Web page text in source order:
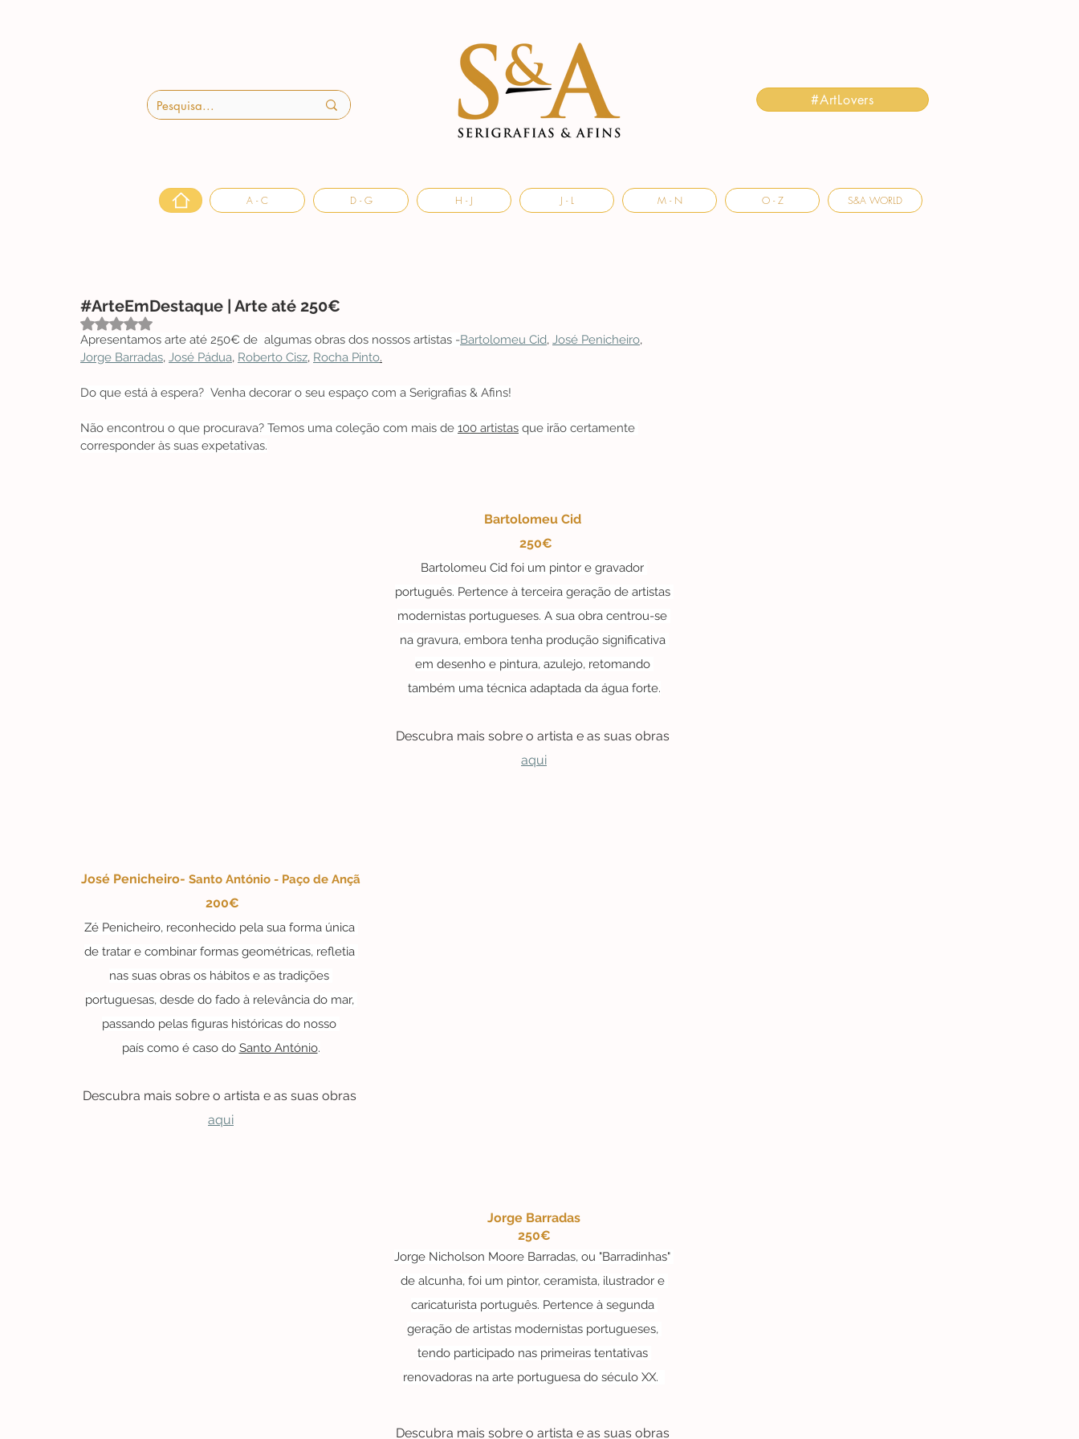
#ArtLovers
A - C D - G H - J J - L M - N O - Z S&A WORLD
#ArteEmDestaque | Arte até 250€
Avaliado com NaN de 5 estrelas.
Apresentamos arte até 250€ de  algumas obras dos nossos artistas -Bartolomeu Cid, José Penicheiro,
Jorge Barradas, José Pádua, Roberto Cisz, Rocha Pinto.
Do que está à espera?  Venha decorar o seu espaço com a Serigrafias & Afins!
Não encontrou o que procurava? Temos uma coleção com mais de 100 artistas que irão certamente
corresponder às suas expetativas.
Bartolomeu Cid
250€
Bartolomeu Cid foi um pintor e gravador
português. Pertence à terceira geração de artistas
modernistas portugueses. A sua obra centrou-se
na gravura, embora tenha produção significativa
em desenho e pintura, azulejo, retomando
também uma técnica adaptada da água forte.
Descubra mais sobre o artista e as suas obras
aqui
José Penicheiro- Santo António - Paço de Ançã
200€
Zé Penicheiro, reconhecido pela sua forma única
de tratar e combinar formas geométricas, refletia
nas suas obras os hábitos e as tradições
portuguesas, desde do fado à relevância do mar,
passando pelas figuras históricas do nosso
país como é caso do Santo António.
Descubra mais sobre o artista e as suas obras
aqui
Jorge Barradas
250€
Jorge Nicholson Moore Barradas, ou "Barradinhas"
de alcunha, foi um pintor, ceramista, ilustrador e
caricaturista português. Pertence à segunda
geração de artistas modernistas portugueses,
tendo participado nas primeiras tentativas
renovadoras na arte portuguesa do século XX.
Descubra mais sobre o artista e as suas obras